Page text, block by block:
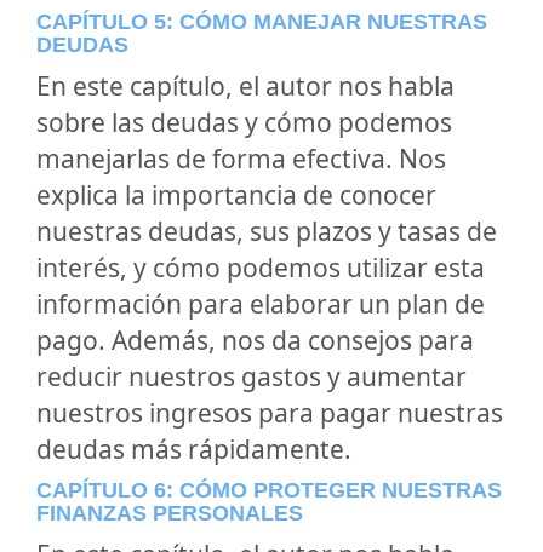
CAPÍTULO 5: CÓMO MANEJAR NUESTRAS
DEUDAS
En este capítulo, el autor nos habla
sobre las deudas y cómo podemos
manejarlas de forma efectiva. Nos
explica la importancia de conocer
nuestras deudas, sus plazos y tasas de
interés, y cómo podemos utilizar esta
información para elaborar un plan de
pago. Además, nos da consejos para
reducir nuestros gastos y aumentar
nuestros ingresos para pagar nuestras
deudas más rápidamente.
CAPÍTULO 6: CÓMO PROTEGER NUESTRAS
FINANZAS PERSONALES